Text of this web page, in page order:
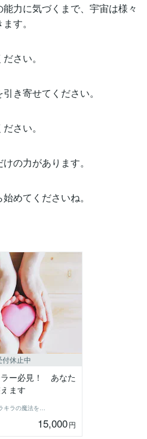
力に気づくまで、宇宙は様々
す。
さい。
き寄せてください。
さい。
の力があります。
めてくださいね。
付休止中
ー必見！ あなた
ます
AYANA〜キラキラの魔法をあなたに〜
15,000円